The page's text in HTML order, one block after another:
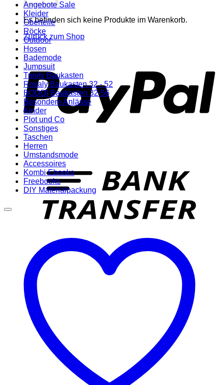
Es befinden sich keine Produkte im Warenkorb.
Zurück zum Shop
Angebote Sale
Kleider
Oberteile
Röcke
Outdoor
Hosen
Bademode
Jumpsuit
Trinity Baukasten
Rosaly Baukasten 32 - 52
BODDI Baukasten 32-56
Besondere Anlässe
Kinder
Plot und Co
Sonstiges
Taschen
Herren
Umstandsmode
Accessoires
Kombi Ebooks
Freebooks
DIY Materialpackung